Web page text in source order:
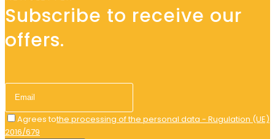
Subscribe to receive our
offers.
Agrees tothe processing of the personal data - Rugulation (UE)
2016/679